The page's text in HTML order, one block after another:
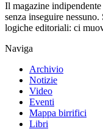
Il magazine
senza inseguire
logiche editoriali: ci
Naviga
Archivio
Notizie
Video
Eventi
Mappa birrifici
Libri